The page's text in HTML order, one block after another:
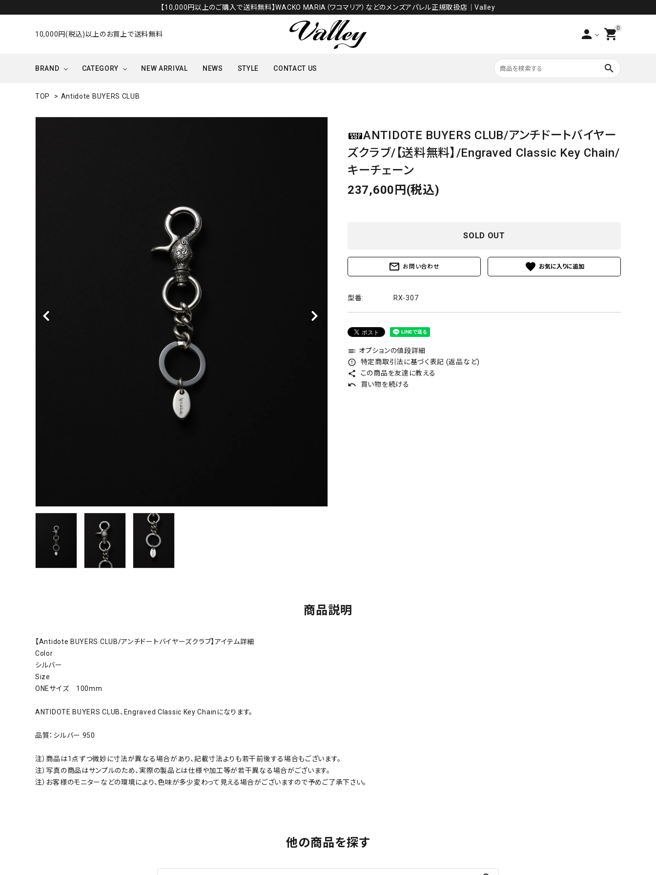
【10,000円以上のご購入で送料無料】WACKO MARIA（ワコマリア）などのメンズアパレル正規取扱店│Valley
10,000円(税込)以上のお買上で送料無料 person 0
shopping_cart
BRAND CATEGORY
SALE
NEW ARRIVAL NEWS STYLE CONTACT US search
TOP > Antidote BUYERS CLUB
ANTIDOTE BUYERS CLUB/アンチドートバイヤー
ズクラブ/【送料無料】/Engraved Classic Key Chain/
キーチェーン
237,600円(税込)
SOLD OUT
mail_outline お問い合わせ favorite
型番: RX-307
toc オプションの値段詳細
error_outline 特定商取引法に基づく表記 (返品など)
share この商品を友達に教える
undo 買い物を続ける
商品説明
【Antidote BUYERS CLUB/アンチドートバイヤーズクラブ】アイテム詳細
Color
シルバー
Size
ONEサイズ 100mm
ANTIDOTE BUYERS CLUB、Engraved Classic Key Chainになります。
品質：シルバー 950
注）商品は1点ずつ微妙に寸法が異なる場合があり、記載寸法よりも若干前後する場合もございます。
注）写真の商品はサンプルのため、実際の製品とは仕様や加工等が若干異なる場合がございます。
注）お客様のモニターなどの環境により、色味が多少変わって見える場合がございますので予めご了承下さい。
他の商品を探す